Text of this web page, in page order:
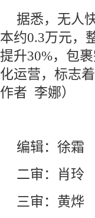
据悉，无人
本约0.3万元，
提升30%，包
化运营，标志
作者 李娜）
编辑：徐霜
二审：肖玲
三审：黄烨